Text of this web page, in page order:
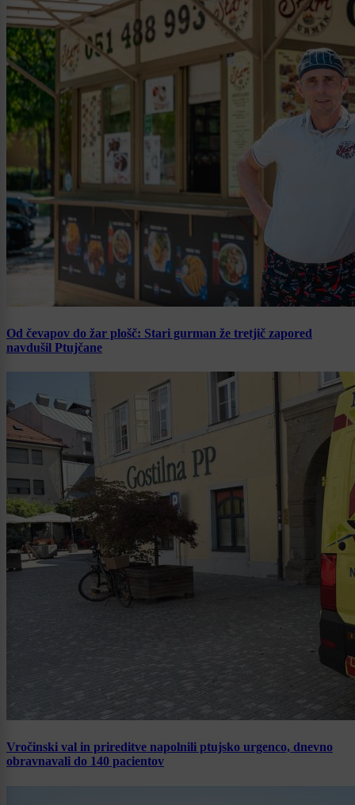
Od čevapov do žar plošč: Stari gurman že tretjič zapored
navdušil Ptujčane
Vročinski val in prireditve napolnili ptujsko urgenco, dnevno
obravnavali do 140 pacientov